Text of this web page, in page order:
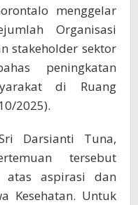
menggelar
Organisasi
stakeholder sektor
peningkatan
di Ruang
2025).
Darsianti Tuna,
tersebut
atas aspirasi dan
Kesehatan. Untuk